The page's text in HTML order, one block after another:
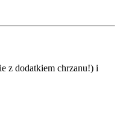
z dodatkiem chrzanu!) i